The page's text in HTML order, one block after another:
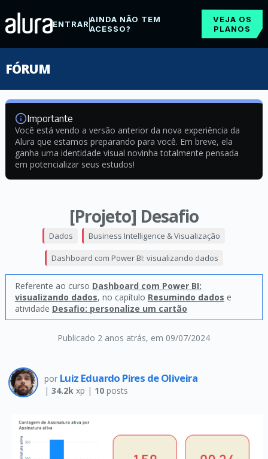
ENTRARAINDA NÃO TEM
ACESSO?
VEJA OS
PLANOS
FÓRUM
Importante
Você está vendo a versão anterior da nova experiência da
Alura que estamos preparando para você. Em breve, ela
ganha uma identidade visual novinha totalmente pensada
em potencializar seus estudos!
[Projeto] Desafio
Publicado 2 anos atrás, em 09/07/2024
Dados Business Intelligence & Visualização
Dashboard com Power BI: visualizando dados
Referente ao curso Dashboard com Power BI:
visualizando dados, no capítulo Resumindo dados e
atividade Desafio: personalize um cartão
por Luiz Eduardo Pires de Oliveira
| 34.2kxp | 10posts